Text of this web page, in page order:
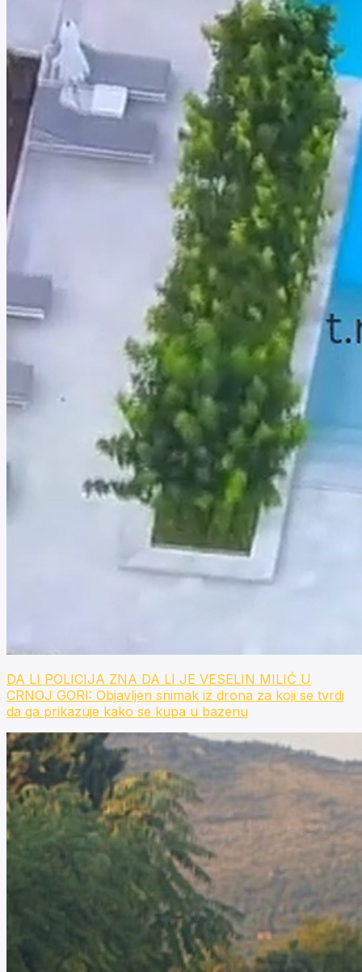
DA LI POLICIJA ZNA DA LI JE VESELIN MILIĆ U
CRNOJ GORI: Objavljen snimak iz drona za koji se tvrdi
da ga prikazuje kako se kupa u bazenu